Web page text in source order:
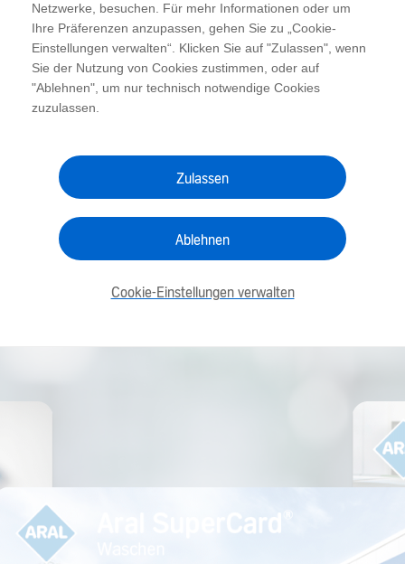
Netzwerke, besuchen. Für mehr Informationen oder um
Ihre Präferenzen anzupassen, gehen Sie zu „Cookie-
Einstellungen verwalten“. Klicken Sie auf "Zulassen", wenn
Sie der Nutzung von Cookies zustimmen, oder auf
"Ablehnen", um nur technisch notwendige Cookies
zuzulassen.
Zulassen
Ablehnen
Cookie-Einstellungen verwalten